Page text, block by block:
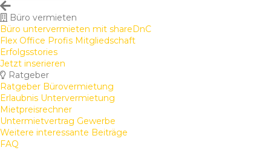
Büro vermieten
Büro untervermieten mit shareDnC
Flex Office Profis Mitgliedschaft
Erfolgsstories
Jetzt inserieren
Ratgeber
Ratgeber Bürovermietung
Erlaubnis Untervermietung
Mietpreisrechner
Untermietvertrag Gewerbe
Weitere interessante Beiträge
FAQ